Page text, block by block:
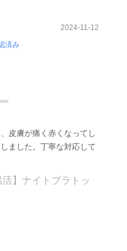
済み
2024-11-12
皮膚が痛く赤くなってし
ました。丁寧な対応して
】ナイトブラトッ